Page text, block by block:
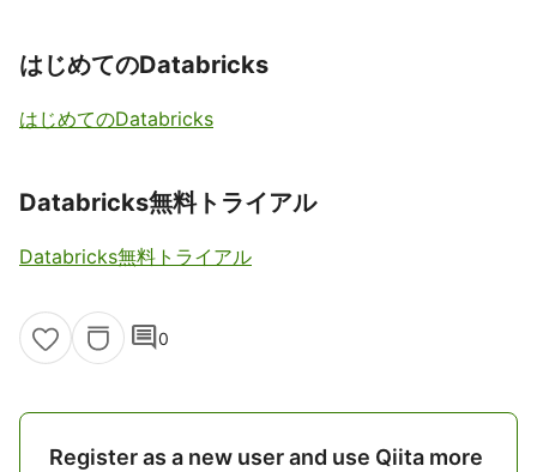
はじめてのDatabricks
はじめてのDatabricks
Databricks無料トライアル
Databricks無料トライアル
comment0
Register as a new user and use Qiita more